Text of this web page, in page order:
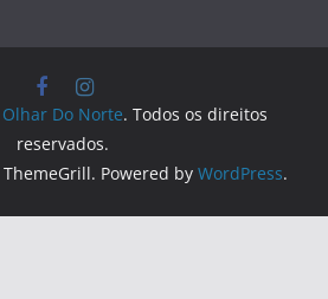
Olhar Do Norte. Todos os direitos
reservados.
Powered by WordPress.